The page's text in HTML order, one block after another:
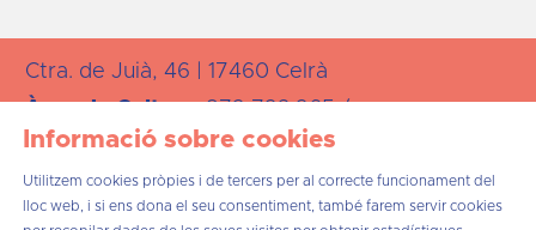
Ctra. de Juià, 46 | 17460 Celrà
Àrea deCultura:872 723 265 /
cultura@celra.cat
Informació sobre cookies
Utilitzem cookies pròpies i de tercers per al correcte funcionament del
lloc web, i si ens dona el seu consentiment, també farem servir cookies